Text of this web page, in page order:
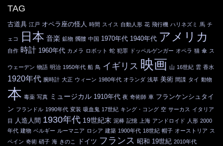
TAG
古道具 江戸 オペラ座の怪人 時間 スイス 自動人形 花 飛行機 ハリネズミ 馬 チ
ェコ 日本 音楽 鉱物 髑髏 中国 1970年代 1940年代 アメリカ
自作 時計 1960年代 カメラ ロボット 蛇 犯罪 ドッペルゲンガー オペラ 猫 傘 ス
ウェーデン 物語 明治 1950年代 船 鳥 イギリス 映画 山 16世紀 雲 香水
1920年代 腕時計 大正 ウィーン 1980年代 オランダ 浅草 美術 間諜 タイ 動物
本 毒薬 写真 ミュージカル 1910年代 夜 奇術師 車 フランケンシュタイ
ン フランドル 1990年代 変装 吸血鬼 17世紀 キング・コング 空 サーカス イタリア
目
人造人間 1930年代 19世紀末 泥棒 記憶 上海 アンドロイド 人形 2000
年代 建物 ベルギー ルーマニア ロシア 建築 1900年代 18世紀 帽子 オーストリア ス
ペイン 奇術 硝子 海 きのこ ドイツ フランス 昭和 19世紀 2010年代